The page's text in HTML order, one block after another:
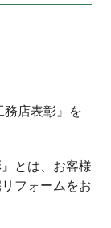
務店表彰』を
とは、お客様
フォームをお